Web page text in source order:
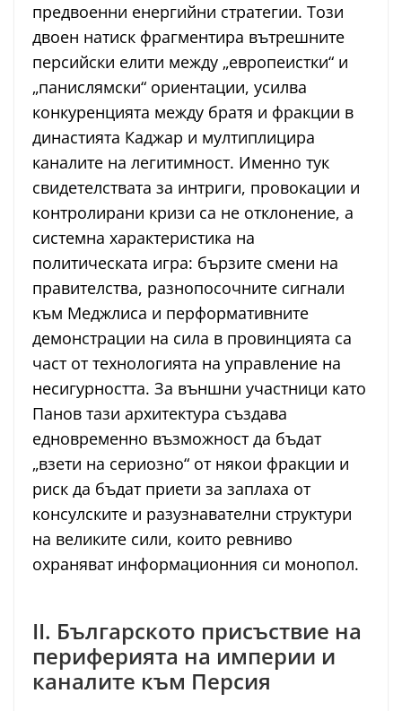
предвоенни енергийни стратегии. Този
двоен натиск фрагментира вътрешните
персийски елити между „европеистки“ и
„панислямски“ ориентации, усилва
конкуренцията между братя и фракции в
династията Каджар и мултиплицира
каналите на легитимност. Именно тук
свидетелствата за интриги, провокации и
контролирани кризи са не отклонение, а
системна характеристика на
политическата игра: бързите смени на
правителства, разнопосочните сигнали
към Меджлиса и перформативните
демонстрации на сила в провинцията са
част от технологията на управление на
несигурността. За външни участници като
Панов тази архитектура създава
едновременно възможност да бъдат
„взети на сериозно“ от някои фракции и
риск да бъдат приети за заплаха от
консулските и разузнавателни структури
на великите сили, които ревниво
охраняват информационния си монопол.
II. Българското присъствие на
периферията на империи и
каналите към Персия